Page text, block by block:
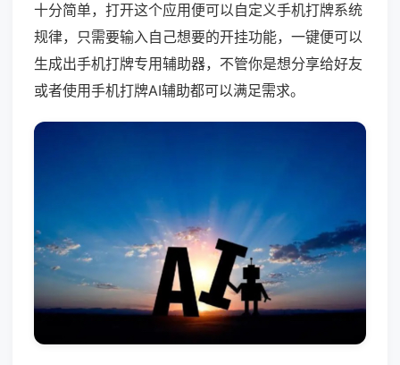
十分简单，打开这个应用便可以自定义手机打牌系统
规律，只需要输入自己想要的开挂功能，一键便可以
生成出手机打牌专用辅助器，不管你是想分享给好友
或者使用手机打牌AI辅助都可以满足需求。